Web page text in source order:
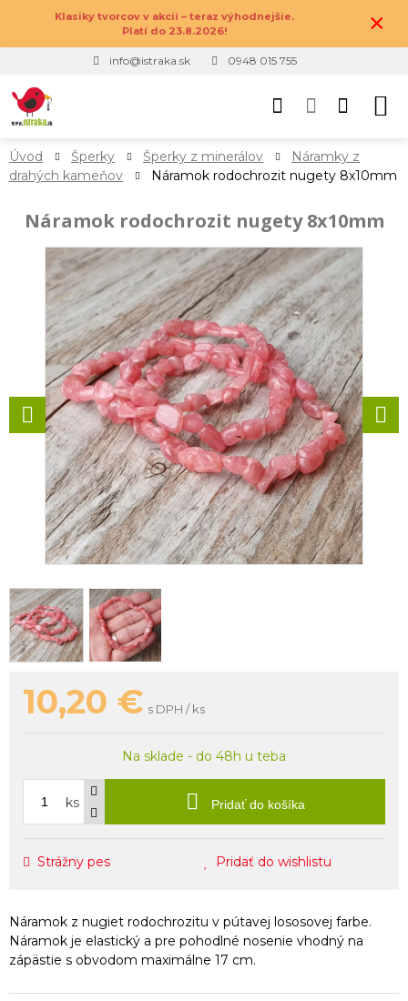
Klasiky tvorcov v akcii – teraz výhodnejšie.
Platí do 23.8.2026!
×
info@istraka.sk 0948 015 755
Úvod Šperky Šperky z minerálov
Náramky z
drahých kameňov
Náramok rodochrozit nugety 8x10mm
Náramok rodochrozit nugety 8x10mm
10,20 € s DPH / ks
Na sklade - do 48h u teba
ks Pridať do košíka
Strážny pes Pridať do wishlistu
Náramok z nugiet rodochrozitu v pútavej lososovej farbe.
Náramok je elastický a pre pohodlné nosenie vhodný na
zápästie s obvodom maximálne 17 cm.